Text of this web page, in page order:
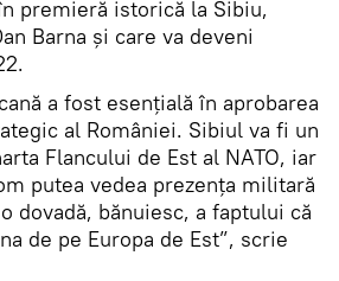
premieră istorică la Sibiu,
Barna și care va deveni
a fost esențială în aprobarea
al României. Sibiul va fi un
Flancului de Est al NATO, iar
putea vedea prezența militară
dovadă, bănuiesc, a faptului că
de pe Europa de Est”, scrie